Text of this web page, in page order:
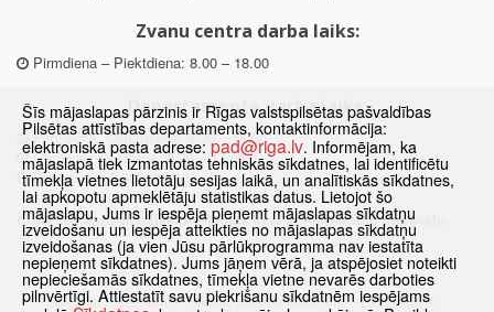
Zvanu centra darba laiks:
Pirmdiena – Piektdiena: 8.00 – 18.00
Departamenta darba laiks:
Pirmdiena, Ceturtdiena: 8.30 – 18.00
Otrdiena, Trešdiena: 8.30 – 17.00
Piektdiena: 8.30 – 15.00
Klātienes konsultācijas pieejamas tikai ar iepriekšēju pierakstu.
Sākums Jaunumi Biežāk uzdotie jautājumi
Lapas karte
Šīs mājaslapas pārzinis ir Rīgas valstspilsētas pašvaldības
Pilsētas attīstības departaments, kontaktinformācija:
elektroniskā pasta adrese: pad@riga.lv. Informējam, ka
mājaslapā tiek izmantotas tehniskās sīkdatnes, lai identificētu
tīmekļa vietnes lietotāju sesijas laikā, un analītiskās sīkdatnes,
lai apkopotu apmeklētāju statistikas datus. Lietojot šo
mājaslapu, Jums ir iespēja pieņemt mājaslapas sīkdatņu
izveidošanu un iespēja atteikties no mājaslapas sīkdatņu
izveidošanas (ja vien Jūsu pārlūkprogramma nav iestatīta
nepieņemt sīkdatnes). Jums jāņem vērā, ja atspējosiet noteikti
nepieciešamās sīkdatnes, tīmekļa vietne nevarēs darboties
pilnvērtīgi. Attiestatīt savu piekrišanu sīkdatnēm iespējams